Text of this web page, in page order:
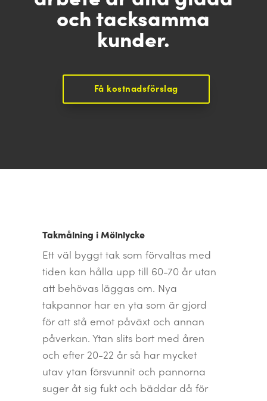
och tacksamma
kunder.
Få kostnadsförslag
Takmålning i Mölnlycke
Ett väl byggt tak som förvaltas med
tiden kan hålla upp till 60-70 år utan
att behövas läggas om. Nya
takpannor har en yta som är gjord
för att stå emot påväxt och annan
påverkan. Ytan slits bort med åren
och efter 20-22 år så har mycket
utav ytan försvunnit och pannorna
suger åt sig fukt och bäddar då för